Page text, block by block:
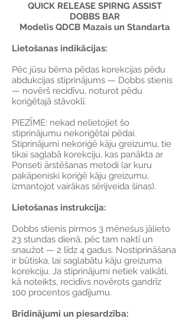
QUICK RELEASE SPIRNG ASSIST
DOBBS BAR
Modelis QDCB Mazais un Standarta
Lietošanas indikācijas:
Pēc jūsu bērna pēdas korekcijas pēdu
abdukcijas stiprinājums — Dobbs stienis
— novērš recidīvu, noturot pēdu
koriģētajā stāvoklī.
PIEZĪME: nekad nelietojiet šo
stiprinājumu nekoriģētai pēdai.
Stiprinājumi nekoriģē kāju greizumu, tie
tikai saglabā korekciju, kas panākta ar
Ponseti ārstēšanas metodi (ar kuru
pakāpeniski koriģē kāju greizumu,
izmantojot vairākas sērijveida šinas).
Lietošanas instrukcija:
Dobbs stienis pirmos 3 mēnešus jālieto
23 stundas dienā, pēc tam naktī un
snaužot — 2 līdz 4 gadus. Nostiprināšana
ir būtiska, lai saglabātu kāju greizuma
korekciju. Ja stiprinājumi netiek valkāti,
kā noteikts, recidīvs novērots gandrīz
100 procentos gadījumu.
Brīdinājumi un piesardzība: